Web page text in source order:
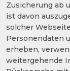
Zusicherung ab
ist davon
solcher
Personendaten
erheben,
weitergehende